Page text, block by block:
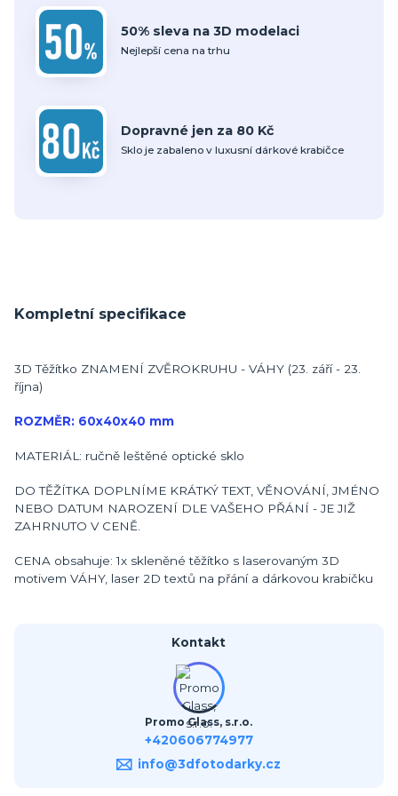
50% sleva na 3D modelaci
Nejlepší cena na trhu
Dopravné jen za 80 Kč
Sklo je zabaleno v luxusní dárkové krabičce
Kompletní specifikace
3D Těžítko ZNAMENÍ ZVĚROKRUHU - VÁHY (23. září - 23.
října)
ROZMĚR: 60x40x40 mm
MATERIÁL: ručně leštěné optické sklo
DO TĚŽÍTKA DOPLNÍME KRÁTKÝ TEXT, VĚNOVÁNÍ, JMÉNO
NEBO DATUM NAROZENÍ DLE VAŠEHO PŘÁNÍ - JE JIŽ
ZAHRNUTO V CENĚ.
CENA obsahuje: 1x skleněné těžítko s laserovaným 3D
motivem VÁHY, laser 2D textů na přání a dárkovou krabičku
Kontakt
Promo Glass, s.r.o.
+420606774977
info@3dfotodarky.cz